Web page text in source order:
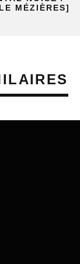
MÉZIÈRES]